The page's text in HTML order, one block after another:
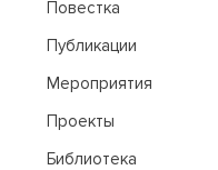
Повестка
Публикации
Мероприятия
Проекты
Библиотека